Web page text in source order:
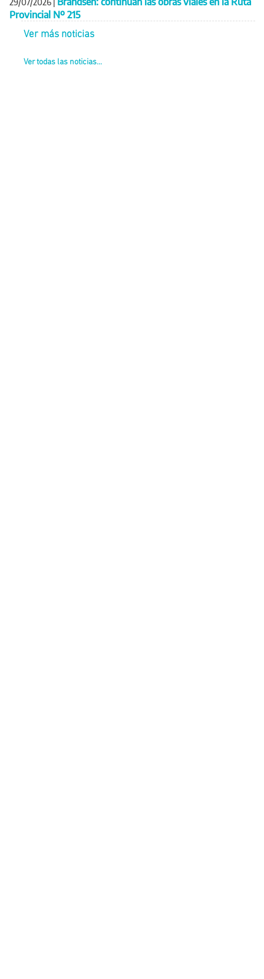
Provincial Nº 215
Ver más noticias
Ver todas las noticias...